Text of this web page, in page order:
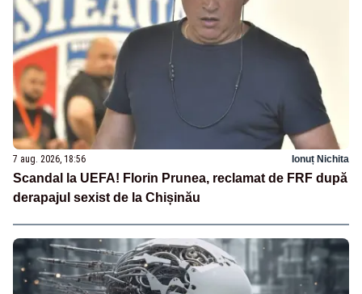
7 aug. 2026, 18:56 Ionuț Nichita
Scandal la UEFA! Florin Prunea, reclamat de FRF după
derapajul sexist de la Chișinău